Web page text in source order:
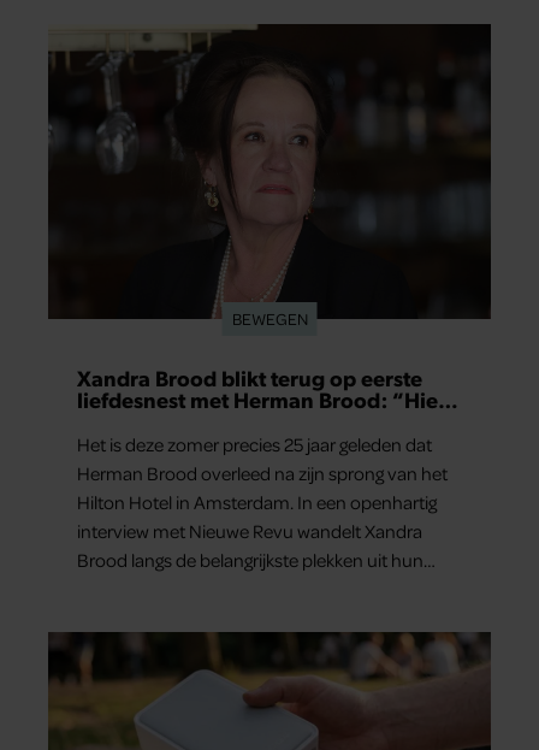
BEWEGEN
Xandra Brood blikt terug op eerste
liefdesnest met Herman Brood: “Hier
Het is deze zomer precies 25 jaar geleden dat
Herman Brood overleed na zijn sprong van het
Hilton Hotel in Amsterdam. In een openhartig
interview met Nieuwe Revu wandelt Xandra
Brood langs de belangrijkste plekken uit hun
aan herinneringen op. Daar begon hun leven
samen en werd dochter Lola geboren.